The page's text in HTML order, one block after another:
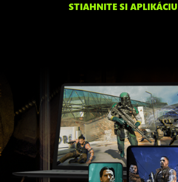
STIAHNITE SI APLIKÁCIU